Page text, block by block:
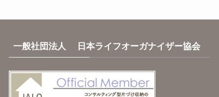
一般社団法人 日本ライフオーガナイザー協会